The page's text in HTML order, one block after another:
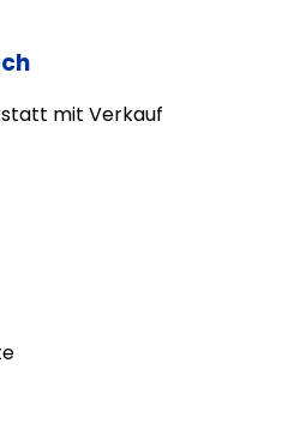
mit Verkauf